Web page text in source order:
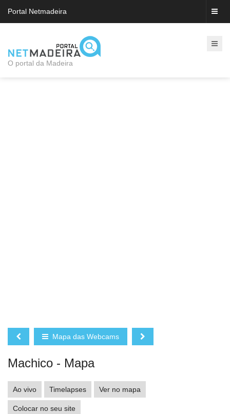
Portal Netmadeira
O portal da Madeira
Mapa das Webcams
Machico - Mapa
Ao vivo Timelapses Ver no mapa
Colocar no seu site